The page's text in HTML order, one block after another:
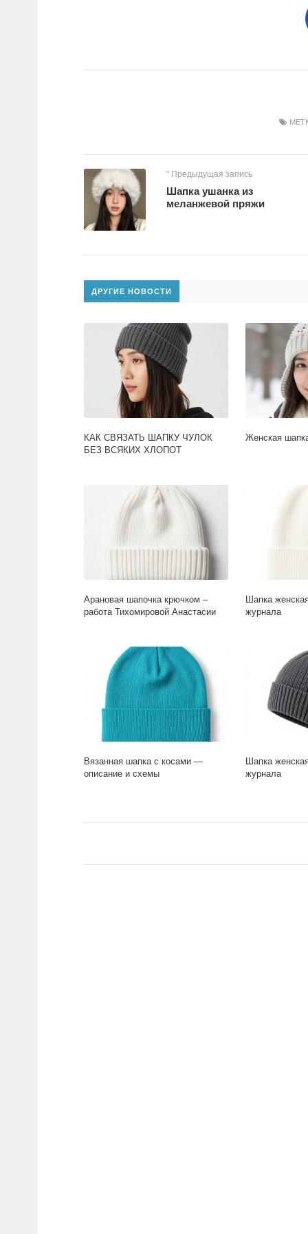
" Предыдущая запись
Шапка ушанка из
меланжевой пряжи
ДРУГИЕ НОВОСТИ
КАК СВЯЗАТЬ ШАПКУ ЧУЛОК
БЕЗ ВСЯКИХ ХЛОПОТ
Женская
Арановая шапочка крючком –
работа Тихомировой Анастасии
Шапка
журнала
Вязанная шапка с косами —
описание и схемы
Шапка
журнала